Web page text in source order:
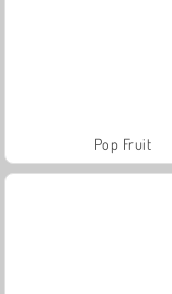
Pop Fruit